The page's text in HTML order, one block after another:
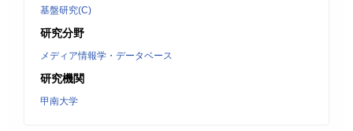
基盤研究(C)
研究分野
メディア情報学・データベース
研究機関
甲南大学